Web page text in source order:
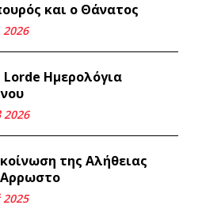
και ο Θάνατος
Lorde Ημερολόγια
2026
της Αλήθειας
2025
Νίκου Μαλάμου
και μετα - πράτες
μέρος
με τον τρόπο του
2026